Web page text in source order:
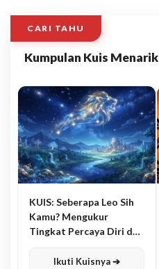
CARI TAHU
Kumpulan Kuis Menarik
KUIS: Seberapa Leo Sih
Kamu? Mengukur
Tingkat Percaya Diri dan
Ikuti Kuisnya ➔